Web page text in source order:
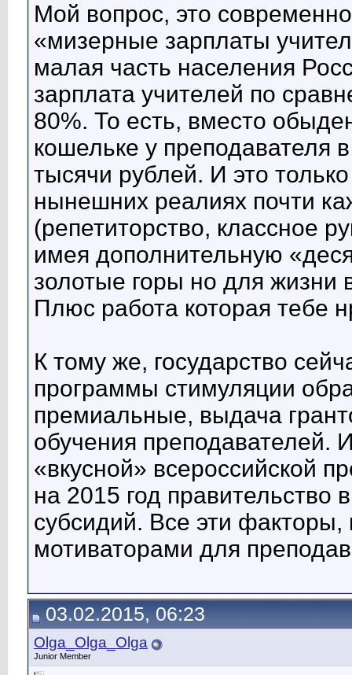
Мой вопрос, это
«мизерные зарплаты
малая часть населения
зарплата учителей по
80%. То есть, вместо
кошельке у преподавателя
тысячи рублей. И это
нынешних реалиях почти
(репетиторство, классное
имея дополнительную
золотые горы но для жизни
Плюс работа которая тебе
К тому же, государство
программы стимуляции
премиальные, выдача
обучения преподавателей.
«вкусной» всероссийской
на 2015 год
субсидий. Все эти факторы,
мотиваторами для
03.02.2015, 06:23
Olga_Olga_Olga
Junior Member